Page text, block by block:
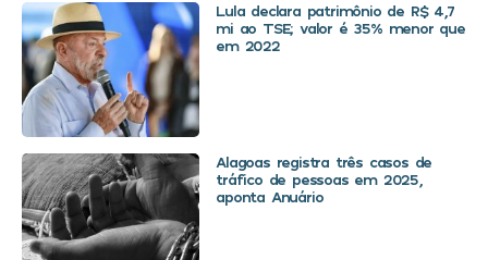
Lula declara patrimônio de R$ 4,7
mi ao TSE; valor é 35% menor que
em 2022
Alagoas registra três casos de
tráfico de pessoas em 2025,
aponta Anuário